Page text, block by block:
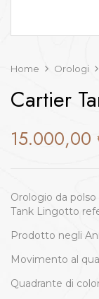
Home Orologi
Cartier
15.000,00
Orologio da
Tank Lingotto
Prodotto negli
Movimento al
Quadrante di